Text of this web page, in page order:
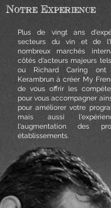
Notre Experience
Plus de vingt ans
secteurs du vin et de
nombreux marchés
côtés d'acteurs majeurs
ou Richard Caring ont
Kerambrun à créer My
de vous offrir les
pour vous accompagner
pour améliorer votre
mais aussi
l'augmentation des
établissements.